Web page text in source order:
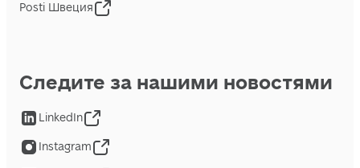
Posti Швеция
Следите за нашими новостями
LinkedIn
Instagram